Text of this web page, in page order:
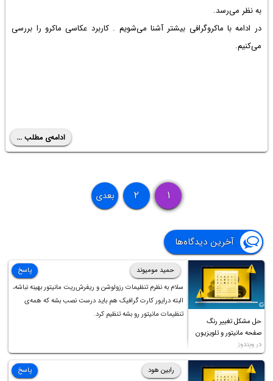
به نظر می‌رسد.
در ادامه با ماکروگرافی بیشتر آشنا می‌شویم . کاربرد عکاسی ماکرو را بررسی
می‌کنیم.
ادامه‌ی مطلب ...
۱ ۲ بعدی
آخرین دیدگاه‌ها
حل مشکل تغییر رنگ
صفحه مانیتور و تلویزیون
در ویندوز
حمید مومیوند
سلام به نظرم تنظیمات رزولوشن و ریفرش‌ریت مانیتور بهینه نباشه،
البته درایور کارت گرافیک هم باید درست نصب بشه که همه‌ی
تنظیمات مانیتور رو بشه تنظیم کرد.
پاسخ
رابین هود
پاسخ